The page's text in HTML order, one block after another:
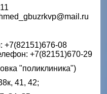
+7(82151)676-08
+7(82151)670-29
"поликлиника")
41, 42;